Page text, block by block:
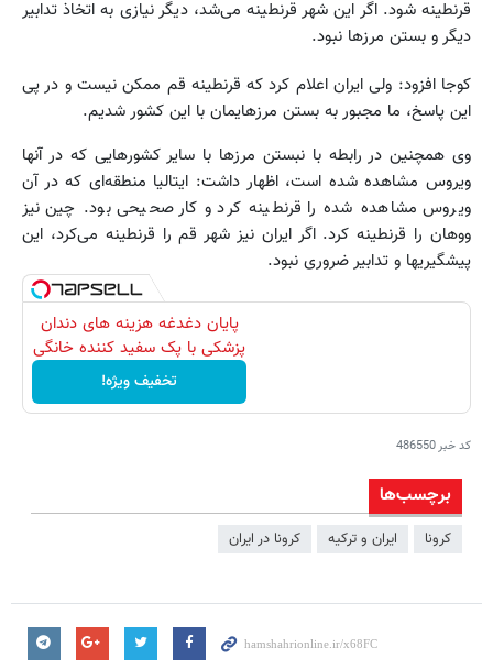
قرنطینه شود. اگر این شهر قرنطینه می‌شد، دیگر نیازی به اتخاذ تدابیر
دیگر و بستن مرزها نبود.
کوجا افزود: ولی ایران اعلام کرد که قرنطینه قم ممکن نیست و در پی
این پاسخ، ما مجبور به بستن مرزهایمان با این کشور شدیم.
وی همچنین در رابطه با نبستن مرزها با سایر کشورهایی که در آنها
ویروس مشاهده شده است، اظهار داشت: ایتالیا منطقه‌ای که در آن
ویروس مشاهده شده را قرنطینه کرد و کار صحیحی بود. چین نیز
ووهان را قرنطینه کرد. اگر ایران نیز شهر قم را قرنطینه می‌کرد، این
پیشگیریها و تدابیر ضروری نبود.
پایان دغدغه هزینه های دندان
پزشکی با پک سفید کننده خانگی
تخفیف ویژه!
کد خبر486550
برچسب‌ها
کرونا ایران و ترکیه كرونا در ايران